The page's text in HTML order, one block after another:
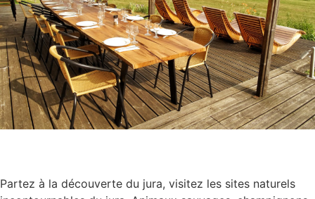
Partez à la découverte du jura, visitez les sites naturels